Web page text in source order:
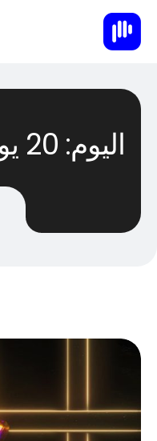
اليوم: 20 يونيو، 2024